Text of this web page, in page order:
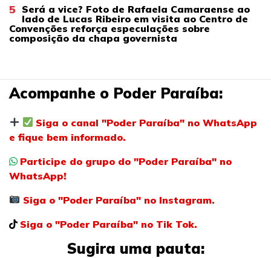
5 Será a vice? Foto de Rafaela Camaraense ao
lado de Lucas Ribeiro em visita ao Centro de
Convenções reforça especulações sobre
composição da chapa governista
Acompanhe o Poder Paraíba:
Siga o canal "Poder Paraíba" no WhatsApp
e fique bem informado.
Participe do grupo do "Poder Paraíba" no
WhatsApp!
Siga o "Poder Paraíba" no Instagram.
Siga o "Poder Paraíba" no Tik Tok.
Sugira uma pauta: